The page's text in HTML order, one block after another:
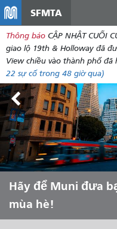
SFMTA
Thông báo CẬP NHẬT CUỐI
giao lộ 19th & Holloway đã
View chiều vào thành phố
22 sự cố trong 48 giờ qua)
Triển lãm Outside
tháng 8.
Hãy để Muni đưa
mùa hè!
Thu hẹp khoảng
cứu Muni